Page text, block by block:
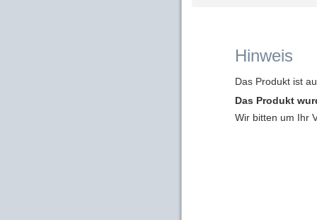
Hinweis
Das Produkt ist
Das Produkt
Wir bitten um Ihr